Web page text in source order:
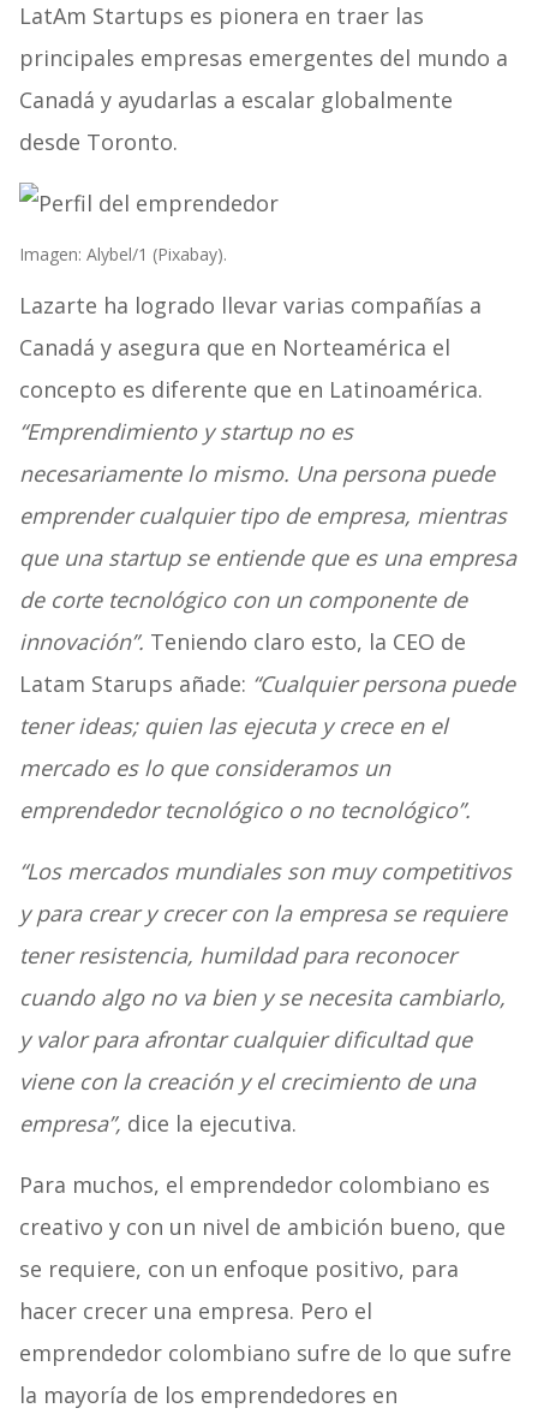
LatAm Startups es pionera en traer las
principales empresas emergentes del mundo a
Canadá y ayudarlas a escalar globalmente
desde Toronto.
Imagen: Alybel/1 (Pixabay).
Lazarte ha logrado llevar varias compañías a
Canadá y asegura que en Norteamérica el
concepto es diferente que en Latinoamérica.
“Emprendimiento y startup no es
necesariamente lo mismo. Una persona puede
emprender cualquier tipo de empresa, mientras
que una startup se entiende que es una empresa
de corte tecnológico con un componente de
innovación”. Teniendo claro esto, la CEO de
Latam Starups añade: “Cualquier persona puede
tener ideas; quien las ejecuta y crece en el
mercado es lo que consideramos un
emprendedor tecnológico o no tecnológico”.
“Los mercados mundiales son muy competitivos
y para crear y crecer con la empresa se requiere
tener resistencia, humildad para reconocer
cuando algo no va bien y se necesita cambiarlo,
y valor para afrontar cualquier dificultad que
viene con la creación y el crecimiento de una
empresa”, dice la ejecutiva.
Para muchos, el emprendedor colombiano es
creativo y con un nivel de ambición bueno, que
se requiere, con un enfoque positivo, para
hacer crecer una empresa. Pero el
emprendedor colombiano sufre de lo que sufre
la mayoría de los emprendedores en